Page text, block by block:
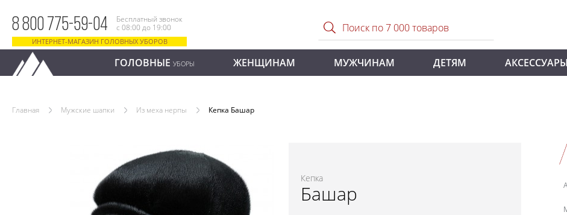
8 800 775-59-04
Бесплатный звонок
с 08:00 до 19:00
ИНТЕРНЕТ-МАГАЗИН ГОЛОВНЫХ УБОРОВ
ГОЛОВНЫЕ УБОРЫ ЖЕНЩИНАМ МУЖЧИНАМ ДЕТЯМ АКСЕССУАРЫ
Главная Мужские шапки Из меха нерпы Кепка Башар
Кепка
Башар